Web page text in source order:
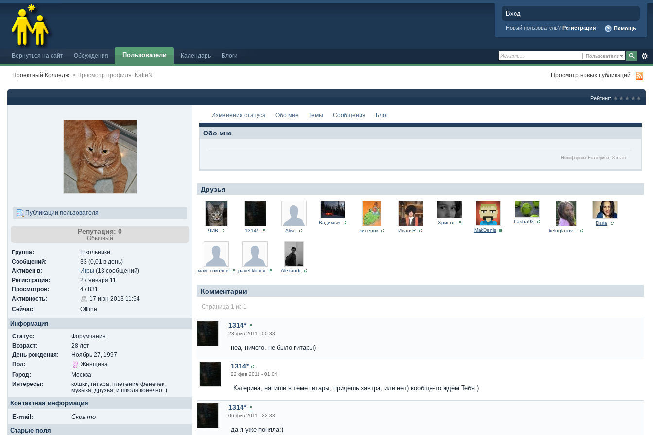
Вход
Новый пользователь? Регистрация Помощь
Пользователи
Вернуться на сайт Обсуждения Пользователи Календарь Блоги
Проектный Колледж > Просмотр профиля: KatieN Просмотр новых публикаций
Рейтинг:
Публикации пользователя
Репутация: 0
Обычный
Группа:
Школьники
Сообщений:
33 (0,01 в день)
Активен в:
Игры (13 сообщений)
Регистрация:
27 января 11
Просмотров:
47 831
Активность:
17 июн 2013 11:54
Сейчас:
Offline
Информация
Статус:
Форумчанин
Возраст:
28 лет
День рождения:
Ноябрь 27, 1997
Пол:
Женщина
Город:
Москва
Интересы:
кошки, гитара, плетение фенечек,
музыка, друзья, и школа конечно :)
Контактная информация
E-mail:
Скрыто
Старые поля
Изменения статуса Обо мне Темы Сообщения Блог
Обо мне
Никифорова Екатерина, 8 класс
Друзья
ЧИВ 1314* Alise
Вадимыч
лисенок
ИваняR
Христя
MakDenis
Pasha98
beloglazov...
Daria
макс соколов pavel-klimov Alexandr
Комментарии
Страница 1 из 1
1314*
23 фев 2011 - 00:38
неа, ничего. не было гитары)
1314*
22 фев 2011 - 01:04
Катерина, напиши в теме гитары, придёшь завтра, или нет) вообще-то ждём Тебя:)
1314*
06 фев 2011 - 22:33
да я уже поняла:)